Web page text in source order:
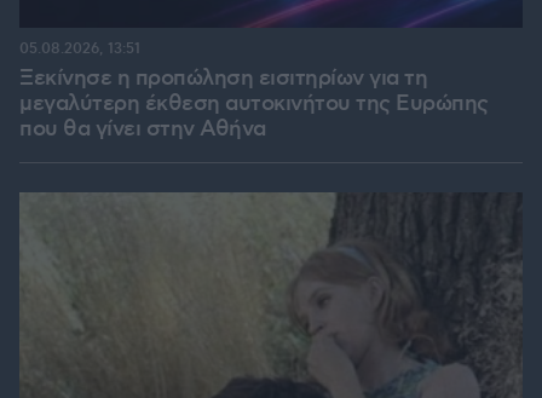
Ξεκίνησε η προπώληση εισιτηρίων για τη
μεγαλύτερη έκθεση αυτοκινήτου της Ευρώπης
που θα γίνει στην Αθήνα
05.08.2026, 13:51